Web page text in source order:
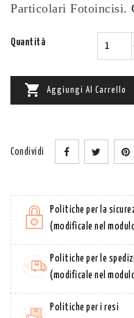
Particolari Fotoincisi.
Quantità
 Aggiungi Al Carrello
Condividi
Politiche per la
(modificale nel
Politiche per le
(modificale nel
Politiche per i resi